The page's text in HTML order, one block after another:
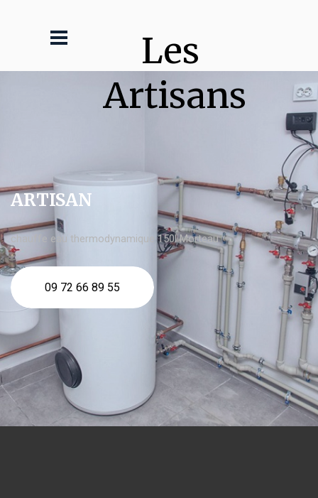
Les
Artisans
ARTISAN
chauffe eau thermodynamique 150l Morteau
09 72 66 89 55